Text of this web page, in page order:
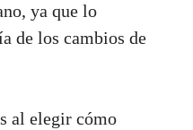
ya que lo
de los cambios de
al elegir cómo